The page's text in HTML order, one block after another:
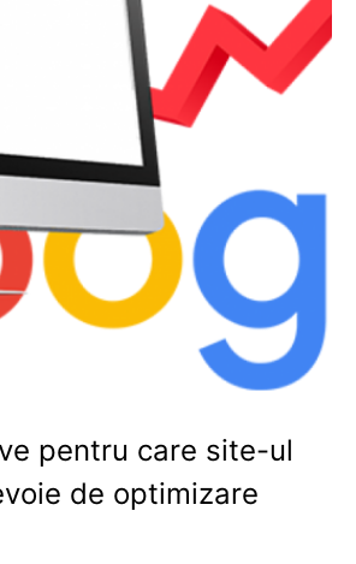
pentru care site-ul
de optimizare